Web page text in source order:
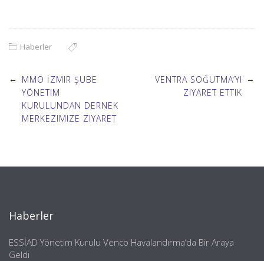
Haberler
Post
navigation
← MMO İZMIR ŞUBE
YÖNETIM
KURULUNDAN DERNEK
MERKEZIMIZE ZIYARET
VENTRA SOĞUTMA’YI
ZIYARET ETTIK
→
Haberler
ESSİAD Yönetim Kurulu Venco Havalandırma’da Bir Araya
Geldi